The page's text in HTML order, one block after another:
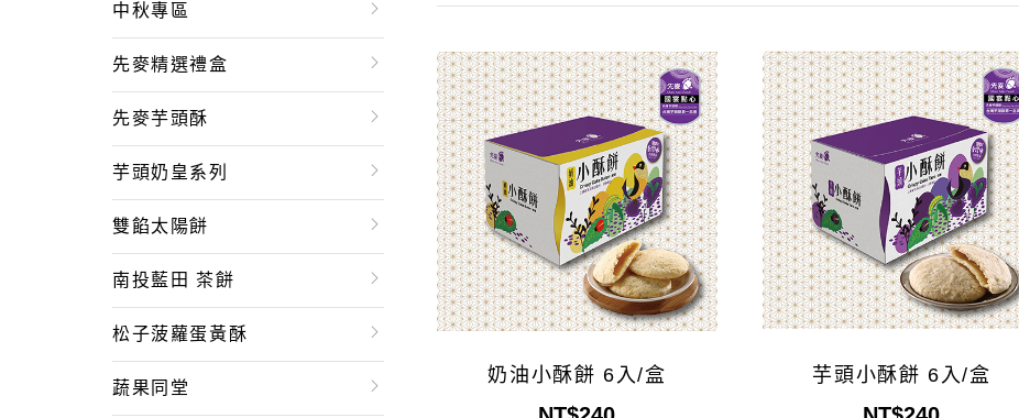
中秋專區
先麥精選禮盒
先麥芋頭酥
芋頭奶皇系列
雙餡太陽餅
南投藍田 茶餅
松子菠蘿蛋黃酥
蔬果同堂
奶油小酥餅 6入/盒 芋頭小酥餅 6入/盒